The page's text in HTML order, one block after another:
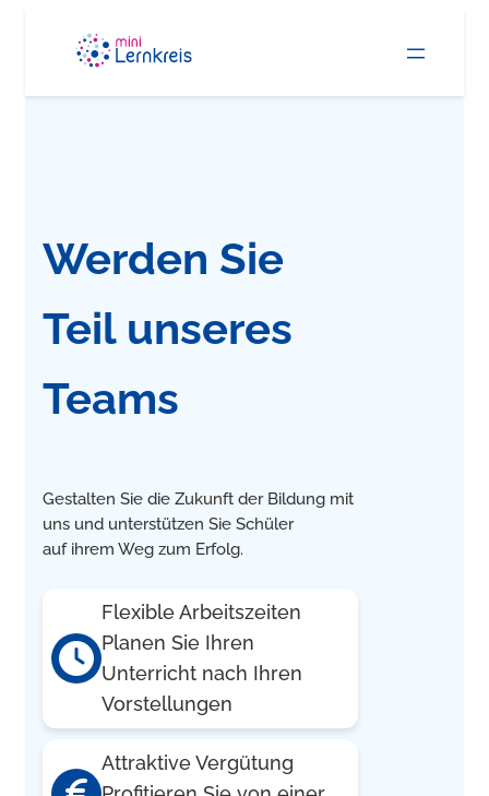
springen
Werden Sie
Teil unseres
Teams
Gestalten Sie die Zukunft der Bildung mit
uns und unterstützen Sie Schüler
auf ihrem Weg zum Erfolg.
Flexible Arbeitszeiten
Planen Sie Ihren
Unterricht nach Ihren
Vorstellungen
Attraktive Vergütung